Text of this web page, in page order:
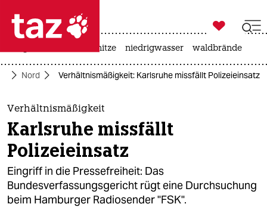
 taz zahl ich
taz zahl ich
themen
politik
öko
gesellschaft

taz zahl ich
hitze niedrigwasser waldbrände
Nord Verhältnismäßigkeit: Karlsruhe missfällt Polizeieinsatz
Verhältnismäßigkeit
Karlsruhe missfällt
Polizeieinsatz
Eingriff in die Pressefreiheit: Das
Bundesverfassungsgericht rügt eine Durchsuchung
beim Hamburger Radiosender "FSK".